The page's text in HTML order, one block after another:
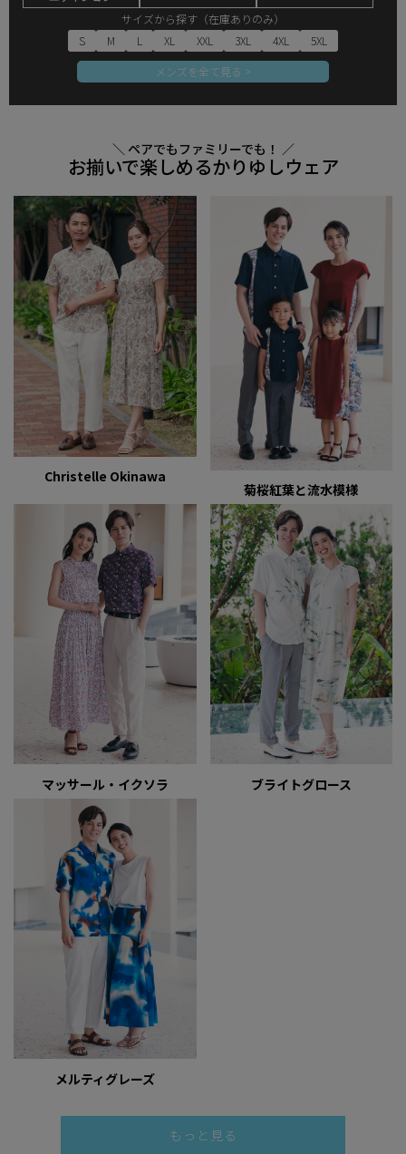
サイズから探す（在庫ありのみ）
S
M L XL XXL 3XL 4XL
5XL
メンズを全て見る >
＼ ペアでもファミリーでも！ ／
お揃いで楽しめるかりゆしウェア
Christelle Okinawa
菊桜紅葉と流水模様
マッサール・イクソラ ブライトグロース
メルティグレーズ
もっと見る